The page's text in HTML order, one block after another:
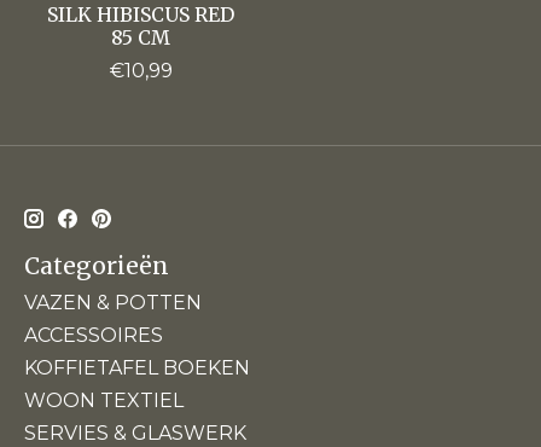
SILK HIBISCUS RED
85 CM
€10,99
Categorieën
VAZEN & POTTEN
ACCESSOIRES
KOFFIETAFEL BOEKEN
WOON TEXTIEL
SERVIES & GLASWERK